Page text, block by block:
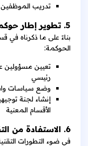
تدريب الموظفين
5. تطوير إطار حوكمة قوي
بناءً على ما ذكرناه
الحوكمة:
رئيسي
وضع سياسات
الأقسام المعنية
6. الاستفادة من التقنيات المتقدمة
في ضوء التطورات